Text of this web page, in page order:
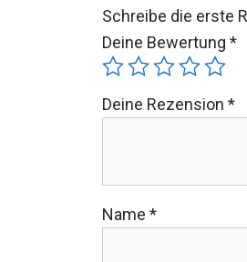
Schreibe die erste
Deine Bewertung *
Deine Rezension *
Name *